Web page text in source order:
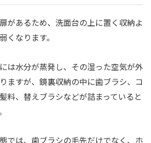
があるため、洗面台の上に置く収納よ
くなります。
は水分が蒸発し、その湿った空気が外
ますが、鏡裏収納の中に歯ブラシ、コ
料、替えブラシなどが詰まっていると
では、歯ブラシの毛先だけでなく、ホ